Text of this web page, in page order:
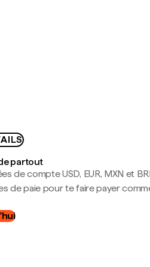
partout
de compte USD, EUR, MXN et
de paie pour te faire payer